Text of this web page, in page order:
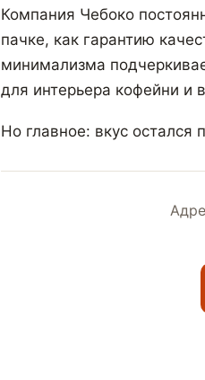
Компания Чебоко
пачке, как гарантию
минимализма
для интерьера кофейни и
Но главное: вкус